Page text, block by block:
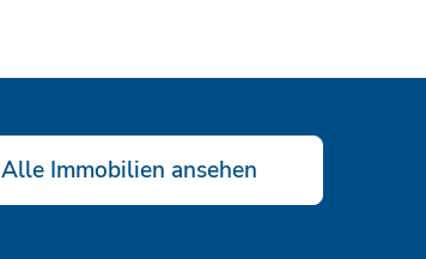
Alle Immobilien ansehen